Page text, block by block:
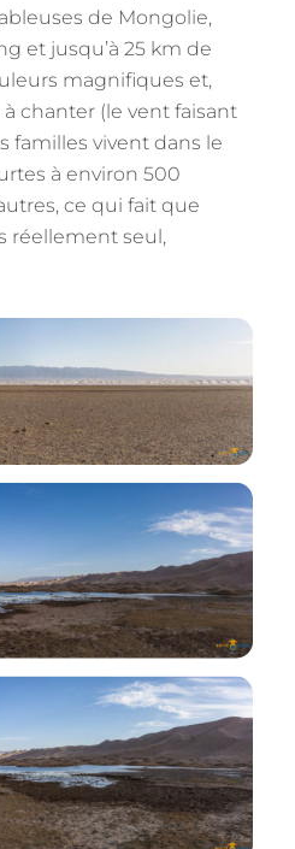
de Mongolie,
et jusqu’à 25 km de
magnifiques et,
chanter (le vent faisant
familles vivent dans le
à environ 500
ce qui fait que
réellement seul,